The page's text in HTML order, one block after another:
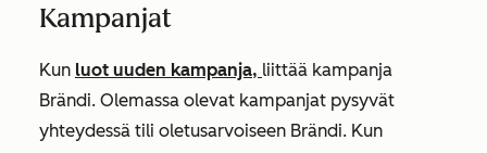
Kampanjat
Kun luot uuden kampanja, liittää kampanja
Brändi. Olemassa olevat kampanjat pysyvät
yhteydessä tili oletusarvoiseen Brändi. Kun